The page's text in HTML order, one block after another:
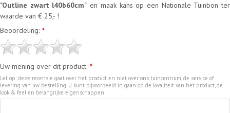
"Outline zwart l40b60cm" en maak kans op een Nationale Tuinbon ter
waarde van € 25,- !
Beoordeling: *
Uw mening over dit product: *
Let op: deze recensie gaat over het product en niet over ons tuincentrum, de service of
levering van uw bestelling. U kunt bijvoorbeeld in gaan op de kwaliteit van het product, de
look & feel en belangrijke eigenschappen.